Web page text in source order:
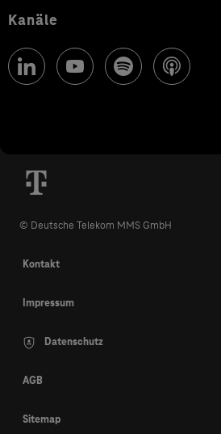
Kanäle
© Deutsche Telekom MMS GmbH
Kontakt
Impressum
Datenschutz
AGB
Sitemap